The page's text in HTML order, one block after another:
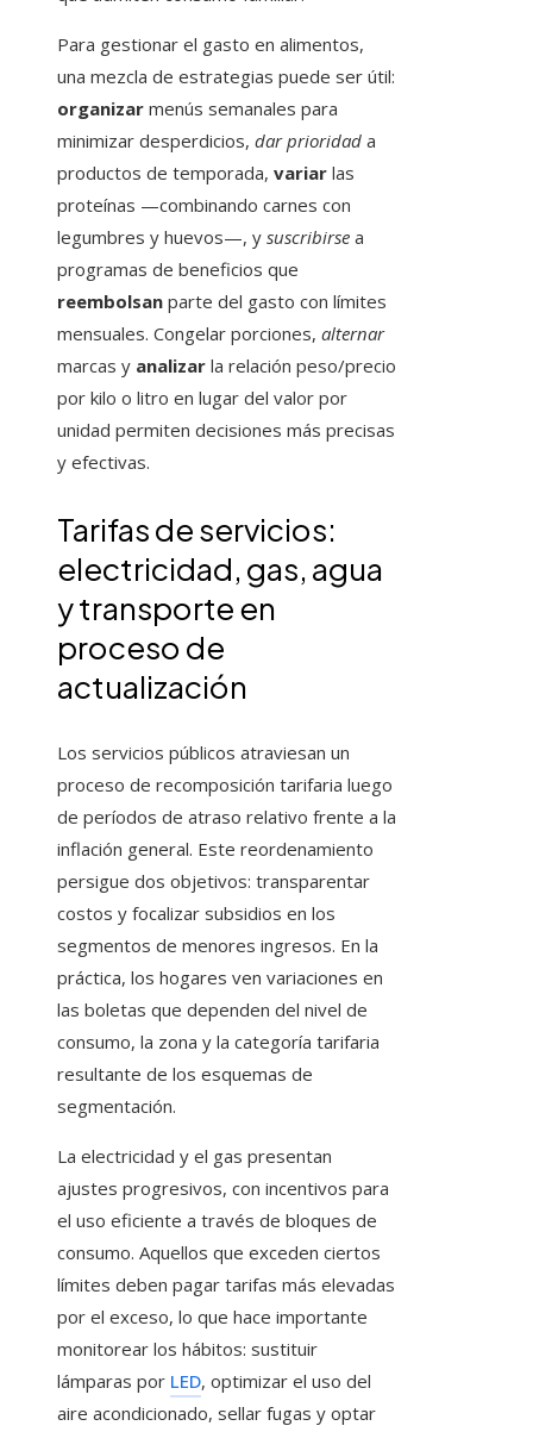
Para gestionar el gasto en alimentos,
una mezcla de estrategias puede ser útil:
organizar menús semanales para
minimizar desperdicios, dar prioridad a
productos de temporada, variar las
proteínas —combinando carnes con
legumbres y huevos—, y suscribirse a
programas de beneficios que
reembolsan parte del gasto con límites
mensuales. Congelar porciones, alternar
marcas y analizar la relación peso/precio
por kilo o litro en lugar del valor por
unidad permiten decisiones más precisas
y efectivas.
Tarifas de servicios:
electricidad, gas, agua
y transporte en
proceso de
actualización
Los servicios públicos atraviesan un
proceso de recomposición tarifaria luego
de períodos de atraso relativo frente a la
inflación general. Este reordenamiento
persigue dos objetivos: transparentar
costos y focalizar subsidios en los
segmentos de menores ingresos. En la
práctica, los hogares ven variaciones en
las boletas que dependen del nivel de
consumo, la zona y la categoría tarifaria
resultante de los esquemas de
segmentación.
La electricidad y el gas presentan
ajustes progresivos, con incentivos para
el uso eficiente a través de bloques de
consumo. Aquellos que exceden ciertos
límites deben pagar tarifas más elevadas
por el exceso, lo que hace importante
monitorear los hábitos: sustituir
lámparas por LED, optimizar el uso del
aire acondicionado, sellar fugas y optar